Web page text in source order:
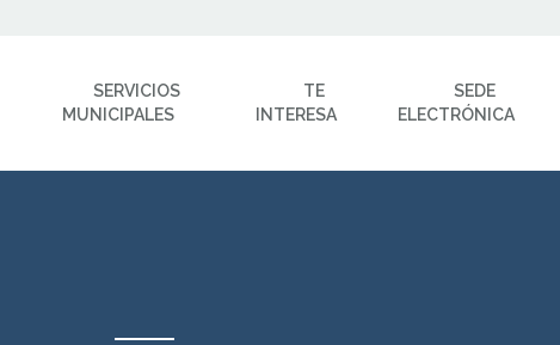
SERVICIOS
MUNICIPALES
TE
INTERESA
SEDE
ELECTRÓNICA